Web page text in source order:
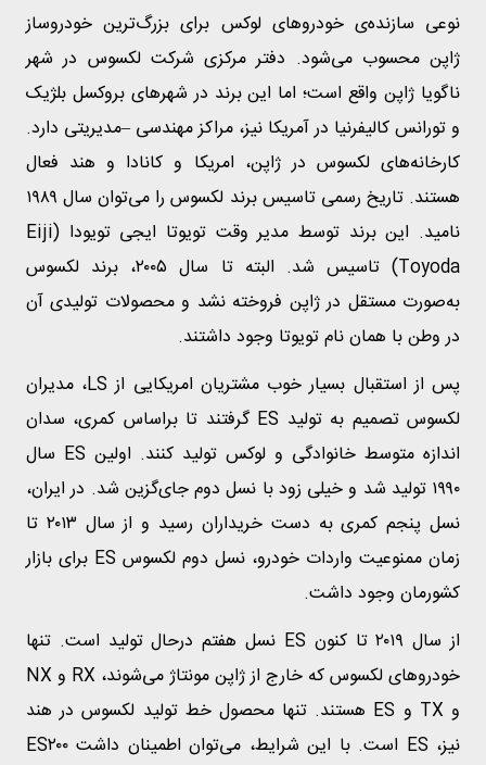
نوعی سازنده‌ی خودروهای لوکس برای بزرگ‌ترین خودروساز
ژاپن محسوب می‌شود. دفتر مرکزی شرکت لکسوس در شهر
ناگویا ژاپن واقع است؛ اما این برند در شهرهای بروکسل بلژیک
و تورانس کالیفرنیا در آمریکا نیز، مراکز مهندسی –مدیریتی دارد.
کارخانه‌های لکسوس در ژاپن، امریکا و کانادا و هند فعال
هستند. تاریخ رسمی تاسیس برند لکسوس را می‌توان سال ۱۹۸۹
نامید. این برند توسط مدیر وقت تویوتا ایجی تویودا (Eiji
Toyoda) تاسیس شد. البته تا سال ۲۰۰۵، برند لکسوس
به‌صورت مستقل در ژاپن فروخته نشد و محصولات تولیدی آن
در وطن با همان نام تویوتا وجود داشتند.
پس از استقبال بسیار خوب مشتریان امریکایی از LS، مدیران
لکسوس تصمیم به تولید ES گرفتند تا براساس کمری، سدان
اندازه متوسط خانوادگی و لوکس تولید کنند. اولین ES سال
۱۹۹۰ تولید شد و خیلی زود با نسل دوم جای‌گزین شد. در ایران،
نسل پنجم کمری به دست خریداران رسید و از سال ۲۰۱۳ تا
زمان ممنوعیت واردات خودرو، نسل دوم لکسوس ES برای بازار
کشورمان وجود داشت.
از سال ۲۰۱۹ تا کنون ES نسل هفتم درحال تولید است. تنها
خودروهای لکسوس که خارج از ژاپن مونتاژ می‌شوند، RX و NX
و TX و ES هستند. تنها محصول خط تولید لکسوس در هند
نیز، ES است. با این شرایط، می‌توان اطمینان داشت ES۲۰۰